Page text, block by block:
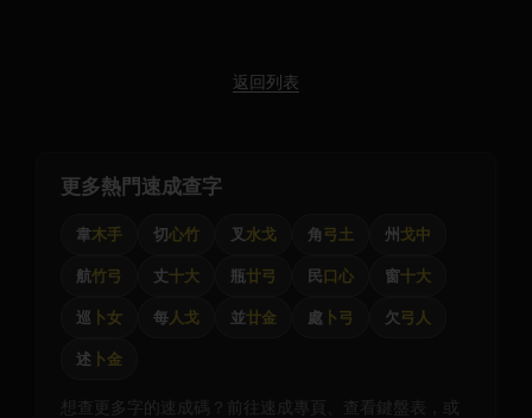
返回列表
更多熱門速成查字
韋木手 切心竹 叉 水戈 角弓土 州 戈中
航竹弓 丈十大 瓶廿弓 民口心 窗十大
巡 卜女 每人戈 並廿金 處 卜弓 欠弓人
述 卜金
想查更多字的速成碼？前往速成專頁、查看鍵盤表，或